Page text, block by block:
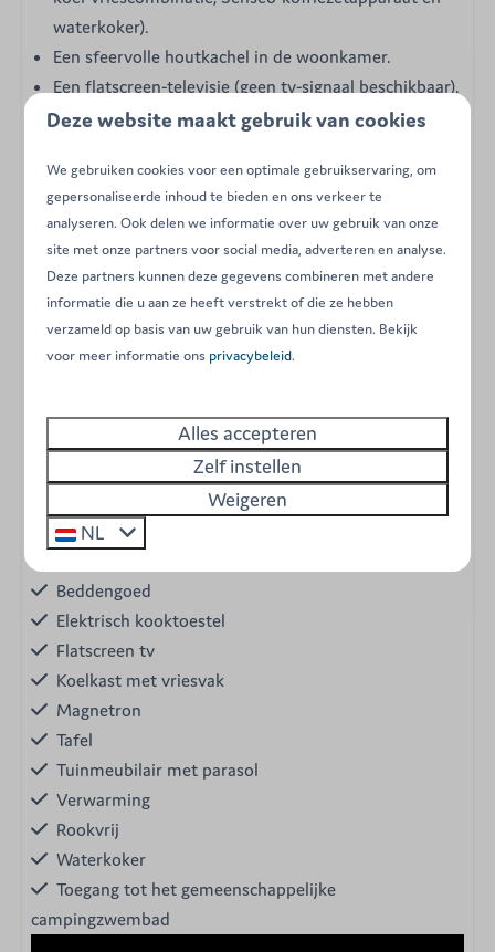
waterkoker).
Een sfeervolle houtkachel in de woonkamer.
Een flatscreen-televisie (geen tv-signaal beschikbaar).
Wifi-toegang op de camping (beperkte verbinding).
uitzicht.
Een volledig rookvrije leefruimte.
Eén parkeerplaats direct naast de chalet.
Energielabel:
Voorzieningen
Tuin
Senseo-koffiezetapparaat
Beddengoed
Elektrisch kooktoestel
Flatscreen tv
Koelkast met vriesvak
Magnetron
Tafel
Tuinmeubilair met parasol
Verwarming
Rookvrij
Waterkoker
Toegang tot het gemeenschappelijke
campingzwembad
Deze website maakt gebruik van cookies
We gebruiken cookies voor een optimale gebruikservaring, om
gepersonaliseerde inhoud te bieden en ons verkeer te
analyseren. Ook delen we informatie over uw gebruik van onze
site met onze partners voor social media, adverteren en analyse.
Deze partners kunnen deze gegevens combineren met andere
informatie die u aan ze heeft verstrekt of die ze hebben
verzameld op basis van uw gebruik van hun diensten. Bekijk
voor meer informatie ons privacybeleid.
Alles accepteren
Zelf instellen
Weigeren
NL